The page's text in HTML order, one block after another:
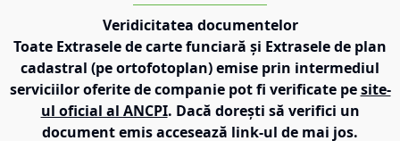
Veridicitatea documentelor
Toate Extrasele de carte funciară și Extrasele de plan
cadastral (pe ortofotoplan) emise prin intermediul
serviciilor oferite de companie pot fi verificate pe site-
ul oficial al ANCPI. Dacă dorești să verifici un
document emis accesează link-ul de mai jos.